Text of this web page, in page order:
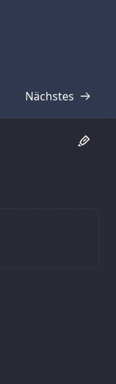
Nächstes
Transkript